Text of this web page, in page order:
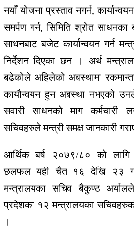
नयाँ योजना प्रस्ताव नगर्न,
समर्पण गर्न, सिमिति श्रोत
साधनबाट बजेट कार्यान्वयन गर्न
निर्देशन दिएका छन । अर्थ
बढेकोले अहिलेको अबस्थामा
कायौन्वयन हुन अबस्था नभएको
सवारी साधनको माग कर्मचारी
सचिवहरुले मन्त्री समक्ष जानकारी
आर्थिक बर्ष २०७९/८० को लागि
छलफल यही चैत १६ देखि २३
मन्त्रालयका सचिव बैकुण्ठ
प्रदेशका १२ मन्त्रालयका
।